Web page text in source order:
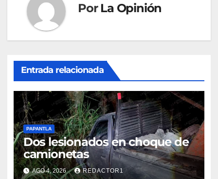
Por La Opinión
Entrada relacionada
PAPANTLA
Dos lesionados en choque de
camionetas
AGO 4, 2026 REDACTOR1